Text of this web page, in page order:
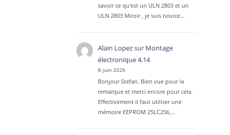
savoir ce qu'est un ULN 2803 et un
ULN 2803 Miroir , je suis novice…
Alain Lopezsur Montage
électronique 4.14
8 juin 2026
Bonjour Stefan. Bien vue pour la
remarque et merci encore pour cela.
Effectivement il faut utiliser une
mémoire EEPROM 25LC256,…